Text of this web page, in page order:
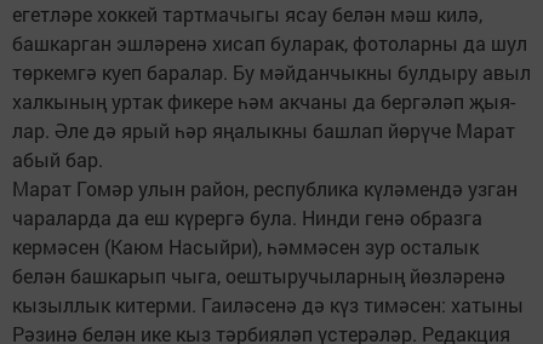
егетләре хоккей тартмачыгы ясау белән мәш килә,
башкарган эшләренә хисап буларак, фотоларны да шул
төркемгә куеп баралар. Бу мәйданчыкны булдыру авыл
халкының уртак фикере һәм акчаны да бергәләп җыя­
лар. Әле дә ярый һәр яңалыкны башлап йөрүче Марат
абый бар.
Марат Гомәр улын район, республика күләмендә узган
чараларда да еш күрер­гә була. Нинди генә образга
кермәсен (Каюм Насыйри), һәммәсен зур осталык
белән башкарып чыга, оештыручыларның йөзләренә
кызыллык китерми. Гаиләсенә дә күз тимәсен: хатыны
Рәзинә белән ике кыз тәрбияләп үстерәләр. Редакция